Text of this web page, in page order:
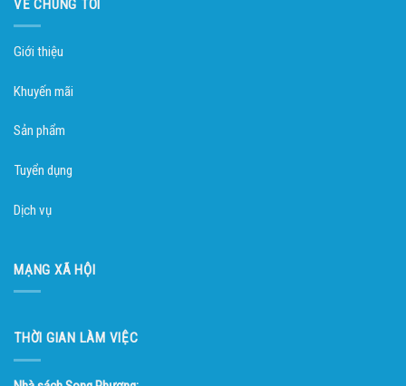
VỀ CHÚNG TÔI
Giới thiệu
Khuyến mãi
Sản phẩm
Tuyển dụng
Dịch vụ
MẠNG XÃ HỘI
THỜI GIAN LÀM VIỆC